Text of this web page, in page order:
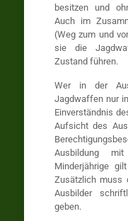
besitzen und
Auch im
(Weg zum und
sie die
Zustand führen.
Wer in der
Jagdwaffen nur
Einverständnis
Aufsicht des
Ausbildung
Minderjährige
Zusätzlich muss
Ausbilder
geben.